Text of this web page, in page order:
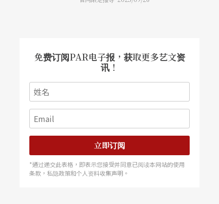
2025年「评论人协会奖」（Adelaide Critics Circle
Award）。今年10月将应FOCASA马戏艺术节之
邀，来台演出。
免费订阅PAR电子报，获取更多艺文资
讯！
立即订阅
*通过递交此表格，即表示您接受并同意已阅读本网站的使用
条款，私隐政策和个人资料收集声明。